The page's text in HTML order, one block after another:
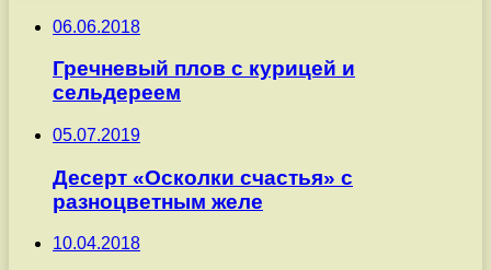
06.06.2018
Гречневый плов с курицей и
сельдереем
05.07.2019
Десерт «Осколки счастья» с
разноцветным желе
10.04.2018